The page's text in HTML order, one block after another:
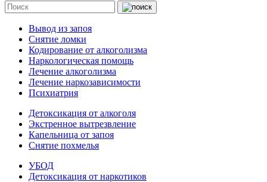
Вывод из запоя
Снятие ломки
Кодирование от алкоголизма
Наркологическая помощь
Лечение алкоголизма
Лечение наркозависимости
Психиатрия
Детоксикация от алкоголя
Экстренное вытрезвление
Капельница от запоя
Снятие похмелья
УБОД
Детоксикация от наркотиков